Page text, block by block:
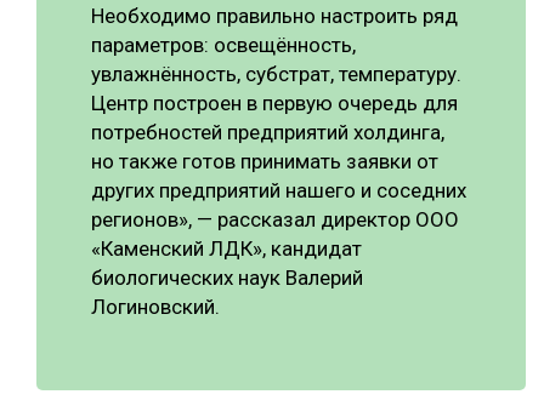
Необходимо правильно настроить ряд
параметров: освещённость,
увлажнённость, субстрат, температуру.
Центр построен в первую очередь для
потребностей предприятий холдинга,
но также готов принимать заявки от
других предприятий нашего и соседних
регионов», — рассказал директор ООО
«Каменский ЛДК», кандидат
биологических наук Валерий
Логиновский.